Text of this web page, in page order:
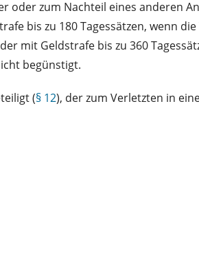
oder zum Nachteil eines anderen
bis zu 180 Tagessätzen, wenn
mit Geldstrafe bis zu 360
begünstigt.
(§ 12), der zum Verletzten in